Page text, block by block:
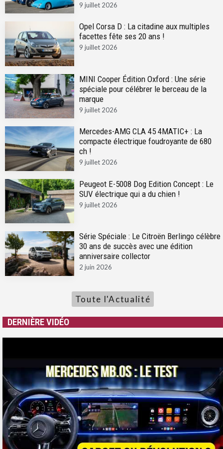
9 juillet 2026
Opel Corsa D : La citadine aux multiples
facettes fête ses 20 ans !
9 juillet 2026
MINI Cooper Édition Oxford : Une série
spéciale pour célébrer le berceau de la
marque
9 juillet 2026
Mercedes-AMG CLA 45 4MATIC+ : La
compacte électrique foudroyante de 680
ch !
9 juillet 2026
Peugeot E-5008 Dog Edition Concept : Le
SUV électrique qui a du chien !
9 juillet 2026
Série Spéciale : Le Citroën Berlingo célèbre
30 ans de succès avec une édition
anniversaire collector
2 juin 2026
Toute l'Actualité
DERNIÈRE VIDÉO